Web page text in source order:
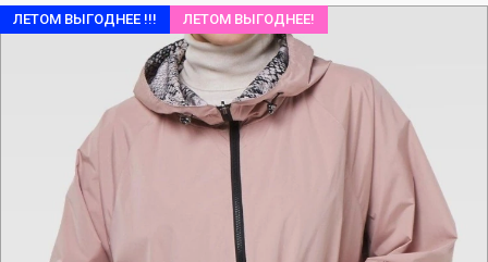
ЛЕТОМ ВЫГОДНЕЕ !!! ЛЕТОМ ВЫГОДНЕЕ!